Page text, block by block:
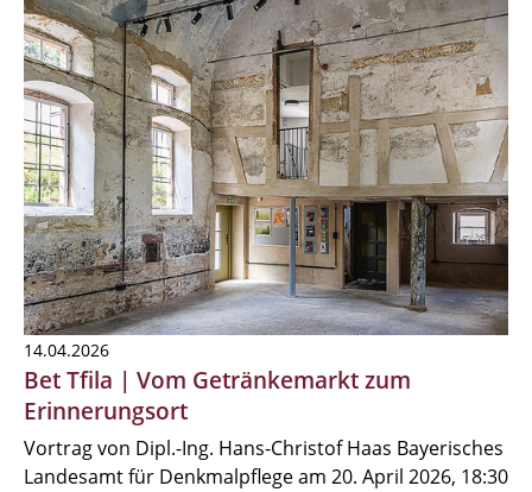
14.04.2026
Bet Tfila | Vom Getränkemarkt zum
Erinnerungsort
Vortrag von Dipl.-Ing. Hans-Christof Haas Bayerisches
Landesamt für Denkmalpflege am 20. April 2026, 18:30